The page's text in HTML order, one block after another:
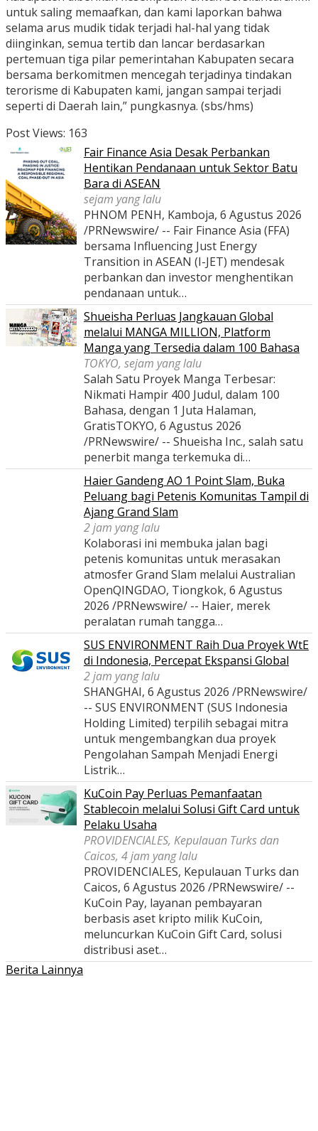
untuk saling memaafkan, dan kami laporkan bahwa
selama arus mudik tidak terjadi hal-hal yang tidak
diinginkan, semua tertib dan lancar berdasarkan
pertemuan tiga pilar pemerintahan Kabupaten secara
bersama berkomitmen mencegah terjadinya tindakan
terorisme di Kabupaten kami, jangan sampai terjadi
seperti di Daerah lain,” pungkasnya. (sbs/hms)
Post Views: 163
Fair Finance Asia Desak Perbankan
Hentikan Pendanaan untuk Sektor Batu
Bara di ASEAN
sejam yang lalu
PHNOM PENH, Kamboja, 6 Agustus 2026
/PRNewswire/ -- Fair Finance Asia (FFA)
bersama Influencing Just Energy
Transition in ASEAN (I-JET) mendesak
perbankan dan investor menghentikan
pendanaan untuk…
Shueisha Perluas Jangkauan Global
melalui MANGA MILLION, Platform
Manga yang Tersedia dalam 100 Bahasa
TOKYO, sejam yang lalu
Salah Satu Proyek Manga Terbesar:
Nikmati Hampir 400 Judul, dalam 100
Bahasa, dengan 1 Juta Halaman,
GratisTOKYO, 6 Agustus 2026
/PRNewswire/ -- Shueisha Inc., salah satu
penerbit manga terkemuka di…
Haier Gandeng AO 1 Point Slam, Buka
Peluang bagi Petenis Komunitas Tampil di
Ajang Grand Slam
2 jam yang lalu
Kolaborasi ini membuka jalan bagi
petenis komunitas untuk merasakan
atmosfer Grand Slam melalui Australian
OpenQINGDAO, Tiongkok, 6 Agustus
2026 /PRNewswire/ -- Haier, merek
peralatan rumah tangga…
SUS ENVIRONMENT Raih Dua Proyek WtE
di Indonesia, Percepat Ekspansi Global
2 jam yang lalu
SHANGHAI, 6 Agustus 2026 /PRNewswire/
-- SUS ENVIRONMENT (SUS Indonesia
Holding Limited) terpilih sebagai mitra
untuk mengembangkan dua proyek
Pengolahan Sampah Menjadi Energi
Listrik…
KuCoin Pay Perluas Pemanfaatan
Stablecoin melalui Solusi Gift Card untuk
Pelaku Usaha
PROVIDENCIALES, Kepulauan Turks dan
Caicos, 4 jam yang lalu
PROVIDENCIALES, Kepulauan Turks dan
Caicos, 6 Agustus 2026 /PRNewswire/ --
KuCoin Pay, layanan pembayaran
berbasis aset kripto milik KuCoin,
meluncurkan KuCoin Gift Card, solusi
distribusi aset…
Berita Lainnya